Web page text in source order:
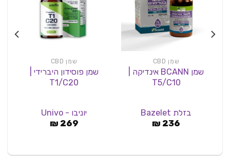
שמן CBD
שמן BCANN אינדיקה |
T5/C10
בזלת Bazelet
236
₪
שמן CBD
שמן פוסידון היברידי |
T1/C20
יוניבו - Univo
269
₪